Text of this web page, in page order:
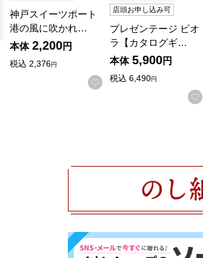
前の商品
神戸スイーツポート
港の風に吹かれ…
本体 2,200円
税込 2,376円
お気に入りに登録する
店頭お申し込み可
プレゼンテージ ビオ
ラ【カタログギ…
本体 5,900円
税込 6,490円